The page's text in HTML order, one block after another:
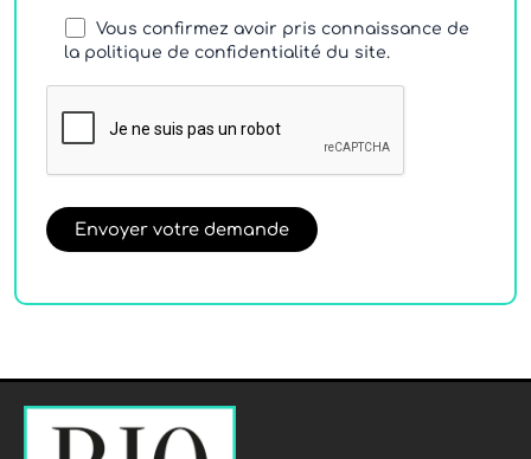
Vous confirmez avoir pris connaissance de
la politique de confidentialité du site.